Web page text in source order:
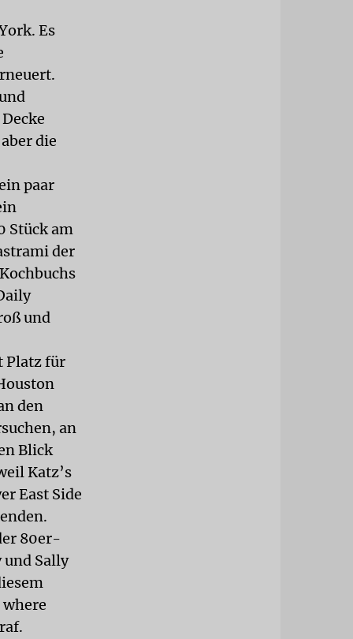
Es
die
paar
Stück am
der
und
Platz für
den
an
Blick
Katz’s
East Side
80er-
und Sally